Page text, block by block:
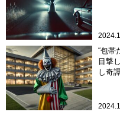
“包帯
目撃
し奇譚